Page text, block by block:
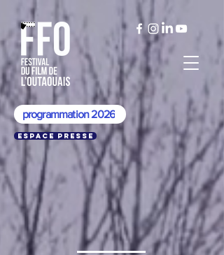
programmation 2026
Espace presse